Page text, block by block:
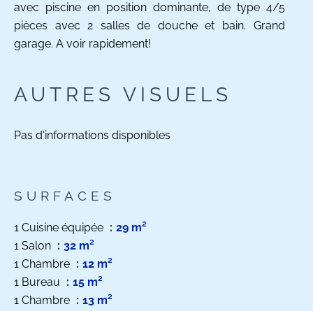
avec piscine en position dominante, de type 4/5
pièces avec 2 salles de douche et bain. Grand
garage. A voir rapidement!
AUTRES VISUELS
Pas d'informations disponibles
SURFACES
1 Cuisine équipée
29 m²
1 Salon
32 m²
1 Chambre
12 m²
1 Bureau
15 m²
1 Chambre
13 m²